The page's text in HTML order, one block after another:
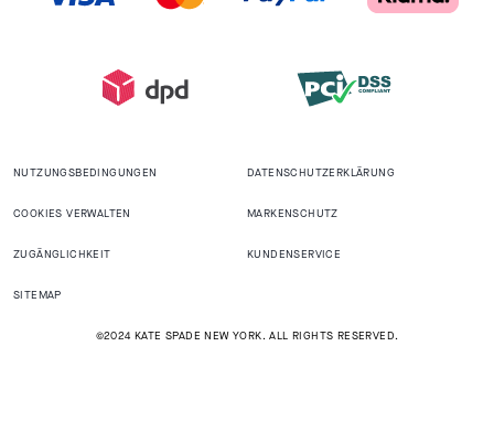
NUTZUNGSBEDINGUNGEN DATENSCHUTZERKLÄRUNG
COOKIES VERWALTEN MARKENSCHUTZ
ZUGÄNGLICHKEIT KUNDENSERVICE
SITEMAP
©2024 KATE SPADE NEW YORK. ALL RIGHTS RESERVED.